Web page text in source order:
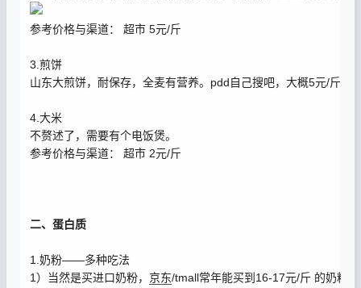
参考价格与渠道： 超市 5元/斤
3.煎饼
山东大煎饼，耐保存，全麦有营养。pdd自己搜吧，大概5元/斤
4.大米
不赘述了，需要有个电饭煲。
参考价格与渠道： 超市 2元/斤
二、蛋白质
1.奶粉——多种吃法
1）当然是买进口奶粉， 京东/tmall常年能买到16-17元/斤 的奶粉